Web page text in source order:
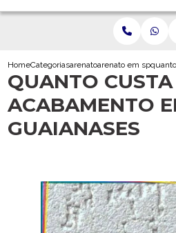
HomeCategoriasarenatoarenato em sp
QUANTO CUSTA
ACABAMENTO
GUAIANASES